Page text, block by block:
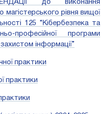
до виконання
магістерського рівня вищої
125 “Кібербезпека та
професійної програми
інформації”
практики
практики